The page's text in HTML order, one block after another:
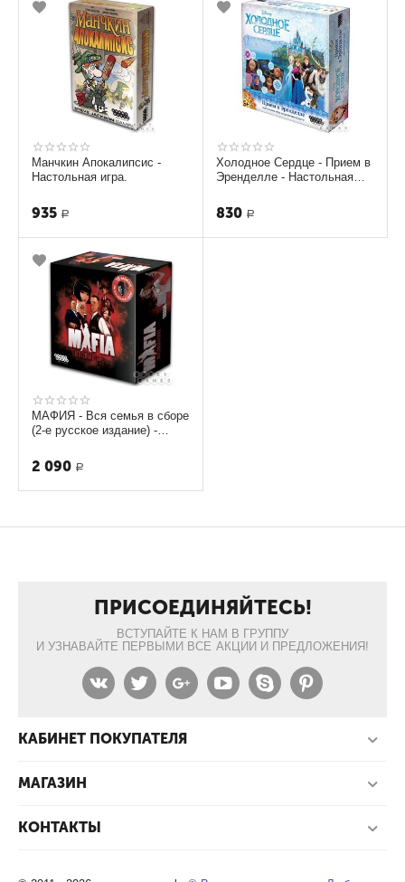
Манчкин Апокалипсис -
Настольная игра.
935 Р
Холодное Сердце - Прием в
Эренделле - Настольная
830 Р
МАФИЯ - Вся семья в сборе
(2-е русское издание) -
2 090 Р
ПРИСОЕДИНЯЙТЕСЬ!
ВСТУПАЙТЕ К НАМ В ГРУППУ
И УЗНАВАЙТЕ ПЕРВЫМИ ВСЕ АКЦИИ И ПРЕДЛОЖЕНИЯ!
КАБИНЕТ ПОКУПАТЕЛЯ
МАГАЗИН
КОНТАКТЫ